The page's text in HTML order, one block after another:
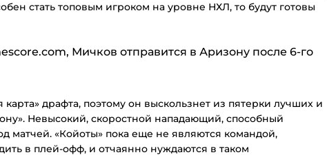
стать топовым игроком на уровне НХЛ, то будут готовы
Мичков отправится в Аризону после 6-го
карта» драфта, поэтому он выскользнет из пятерки лучших и
Невысокий, скоростной нападающий, способный
матчей. «Койоты» пока еще не являются командой,
в плей-офф, и отчаянно нуждаются в таком